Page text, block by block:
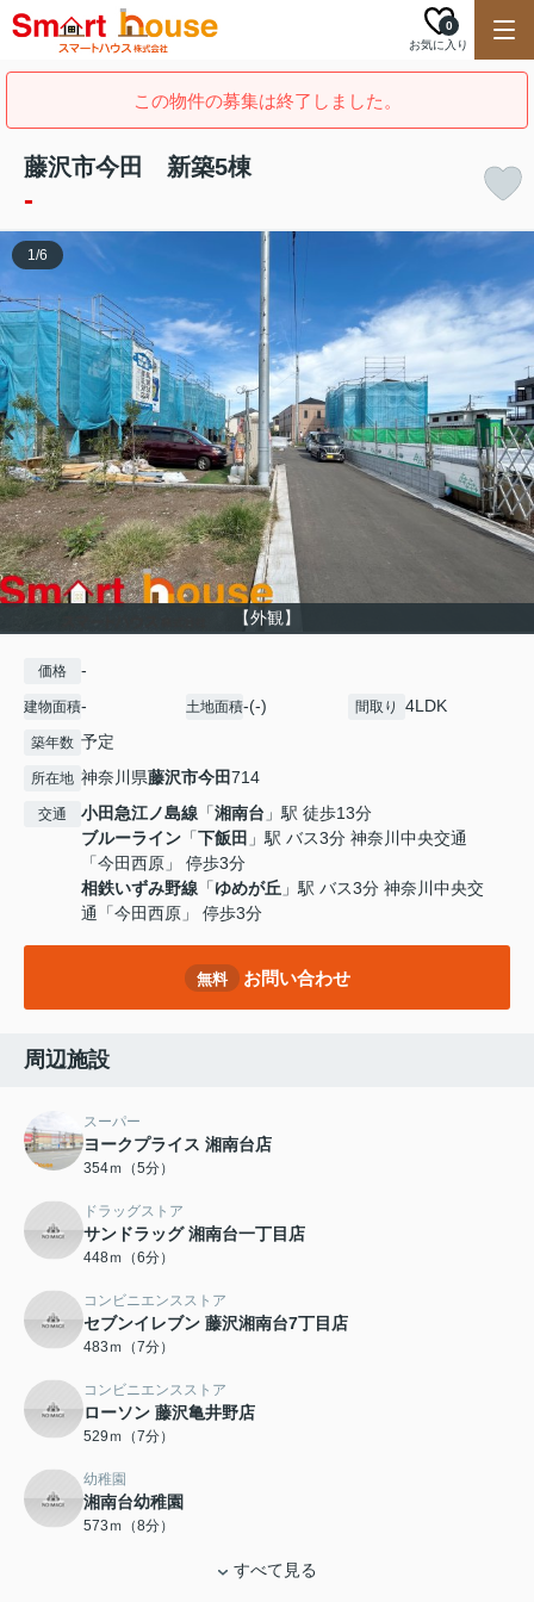
お気に入り
0
この物件の募集は終了しました。
藤沢市今田 新築5棟
-
【外観】
1/6
価格 -
建物面積- 土地面積-(-) 間取り 4LDK
築年数 予定
所在地 神奈川県藤沢市今田714
交通 小田急江ノ島線 「湘南台 」駅 徒歩13分
ブルーライン 「下飯田 」駅 バス3分 神奈川中央交通
「今田西原」 停歩3分
相鉄いずみ野線 「ゆめが丘 」駅 バス3分 神奈川中央交
通「今田西原」 停歩3分
無料 お問い合わせ
周辺施設
スーパー
ヨークプライス 湘南台店
354ｍ（5分）
ドラッグストア
サンドラッグ 湘南台一丁目店
448ｍ（6分）
コンビニエンスストア
セブンイレブン 藤沢湘南台7丁目店
483ｍ（7分）
コンビニエンスストア
ローソン 藤沢亀井野店
529ｍ（7分）
幼稚園
湘南台幼稚園
573ｍ（8分）
すべて見る